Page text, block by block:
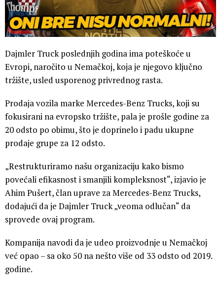
Dajmler Truck poslednjih godina ima poteškoće u
Evropi, naročito u Nemačkoj, koja je njegovo ključno
tržište, usled usporenog privrednog rasta.
Prodaja vozila marke Mercedes-Benz Trucks, koji su
fokusirani na evropsko tržište, pala je prošle godine za
20 odsto po obimu, što je doprinelo i padu ukupne
prodaje grupe za 12 odsto.
„Restrukturiramo našu organizaciju kako bismo
povećali efikasnost i smanjili kompleksnost“, izjavio je
Ahim Pušert, član uprave za Mercedes-Benz Trucks,
dodajući da je Dajmler Truck „veoma odlučan“ da
sprovede ovaj program.
Kompanija navodi da je udeo proizvodnje u Nemačkoj
već opao – sa oko 50 na nešto više od 33 odsto od 2019.
godine.